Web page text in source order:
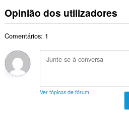
e
s
l
i
õ
e
e
a
l
ç
õ
o
t
d
e
a
m
e
t
o
l
Opinião dos utilizadores
Comentários: 1
Ver tópicos de fórum